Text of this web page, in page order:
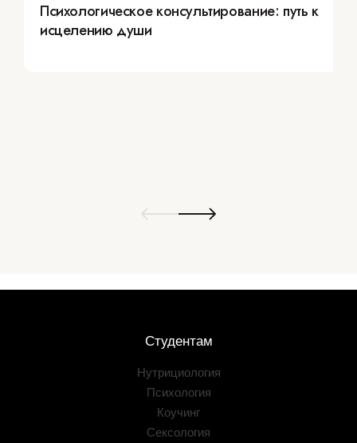
Психологическое консультирование: путь к
исцелению души
Студентам
Нутрициология
Психология
Коучинг
Сексология